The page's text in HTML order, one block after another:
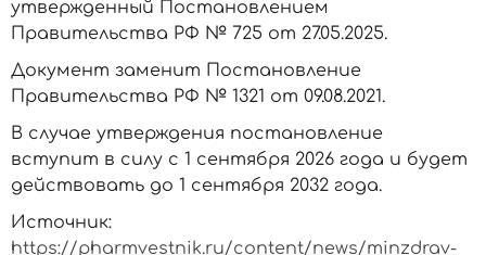
утвержденный Постановлением
Правительства РФ № 725 от 27.05.2025.
Документ заменит Постановление
Правительства РФ № 1321 от 09.08.2021.
В случае утверждения постановление
вступит в силу с 1 сентября 2026 года и будет
действовать до 1 сентября 2032 года.
Источник:
https://pharmvestnik.ru/content/news/minzdrav-